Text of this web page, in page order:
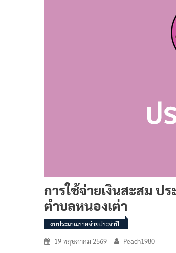
การใช้จ่ายเงินสะสม ป
ตำบลหนองเต่า
งบประมาณรายจ่ายประจำปี
19 พฤษภาคม 2569 Peach1980